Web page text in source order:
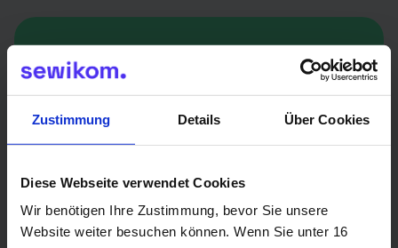
Zustimmung Details Über Cookies
Diese Webseite verwendet Cookies
Wir benötigen Ihre Zustimmung, bevor Sie unsere
Website weiter besuchen können. Wenn Sie unter 16